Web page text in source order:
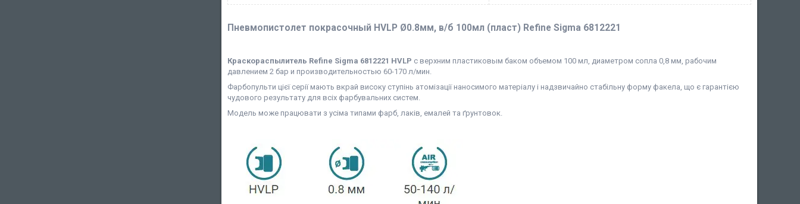
Пневмопистолет покрасочный HVLP Ø0.8мм, в/б 100мл (пласт) Refine Sigma 6812221
Краскораспылитель Refine Sigma 6812221 HVLP с верхним пластиковым баком объемом 100 мл, диаметром сопла 0,8 мм, рабочим
давлением 2 бар и производительностью 60-170 л/мин.
Фарбопульти цієї серії мають вкрай високу ступінь атомізації наносимого матеріалу і надзвичайно стабільну форму факела, що є гарантією
чудового результату для всіх фарбувальних систем.
Модель може працювати з усіма типами фарб, лаків, емалей та ґрунтовок.